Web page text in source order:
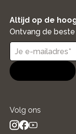
Altijd op de
Ontvang de
Volg ons